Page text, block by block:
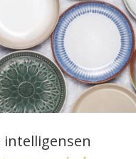
intelligensen